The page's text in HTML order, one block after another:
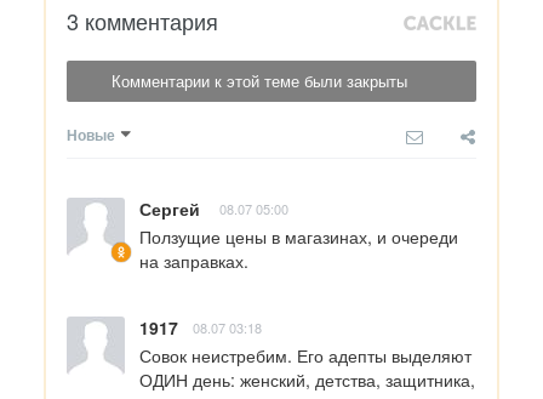
3 комментария
Комментарии к этой теме были закрыты
Новые
Сергей 08.07 05:00
Ползущие цены в магазинах, и очереди
на заправках.
1917 08.07 03:18
Совок неистребим. Его адепты выделяют
ОДИН день: женский, детства, защитника,